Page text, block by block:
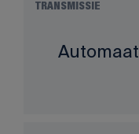
TRANSMISSIE
Automaat